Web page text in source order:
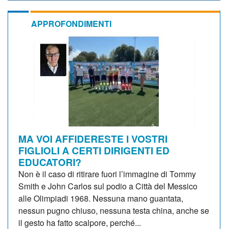
APPROFONDIMENTI
MA VOI AFFIDERESTE I VOSTRI
FIGLIOLI A CERTI DIRIGENTI ED
EDUCATORI?
Non è il caso di ritirare fuori l’immagine di Tommy
Smith e John Carlos sul podio a Città del Messico
alle Olimpiadi 1968. Nessuna mano guantata,
nessun pugno chiuso, nessuna testa china, anche se
il gesto ha fatto scalpore, perché...